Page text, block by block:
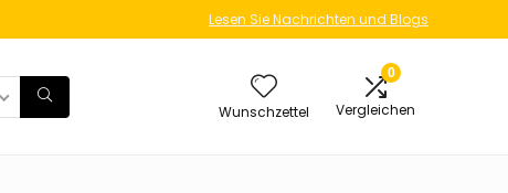
Lesen Sie Nachrichten und Blogs
Wunschzettel
0
Vergleichen